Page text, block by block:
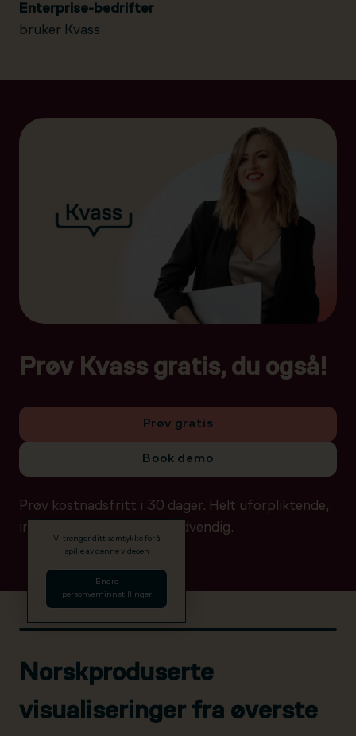
Enterprise-bedrifter
bruker Kvass
Prøv Kvass gratis, du også!
Prøv gratis
Book demo
Prøv kostnadsfritt i 30 dager. Helt uforpliktende,
ingen betalingsdetaljer nødvendig.
Vi trenger ditt samtykke for å
spille av denne videoen
Endre
personverninnstillinger
Norskproduserte
visualiseringer fra øverste